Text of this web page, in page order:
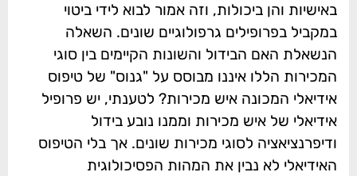
באישיות והן ביכולות, וזה אמור לבוא לידי ביטוי
במקביל בפרופילים גרפולוגיים שונים. השאלה
הנשאלת האם הבידול והשונות הקיימים בין סוגי
המכירות הללו איננו מבוסס על "גנוס" של טיפוס
אידיאלי המכונה איש מכירות? לטענתי, יש פרופיל
אידיאלי של איש מכירות וממנו נובע בידול
ודיפרנציאציה לסוגי מכירות שונים. אך בלי הטיפוס
האידיאלי לא נבין את המהות הפסיכולוגית